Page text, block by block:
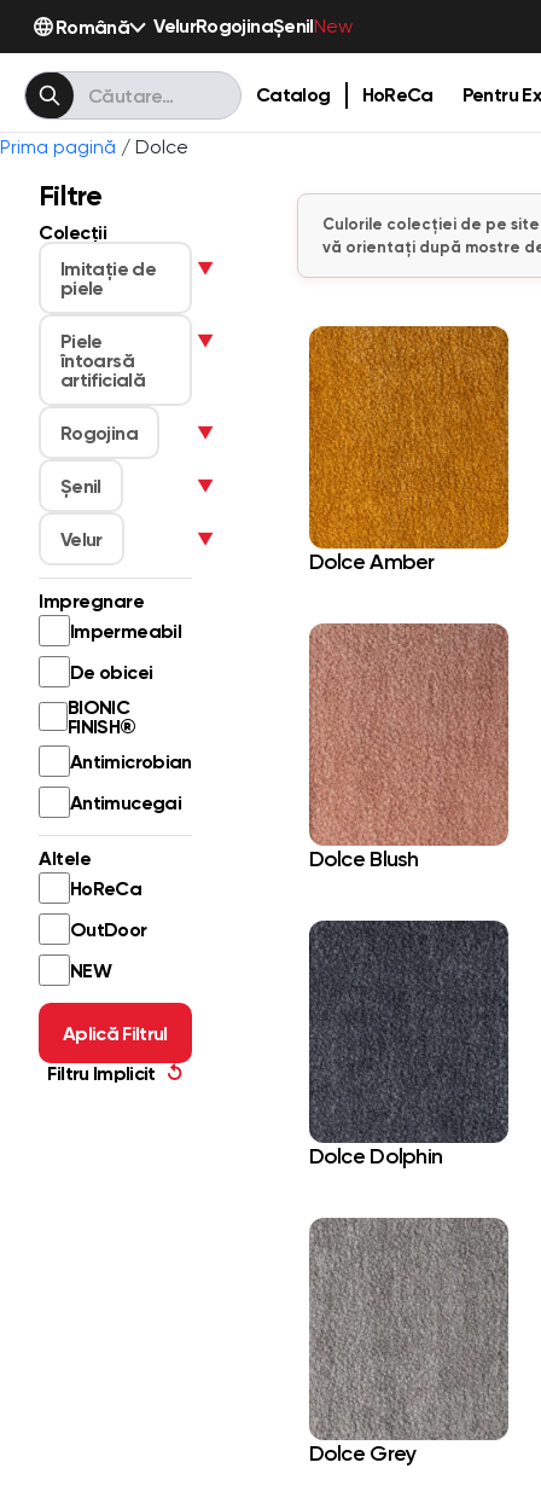
Română VelurRogojinaȘenilNew
Catalog HoReCa Pentru
Prima pagină / Dolce
Filtre
Colecții
Imitaţie de
piele
▼
Piele
întoarsă
artificială
▼
Rogojina ▼
Șenil ▼
Velur ▼
Impregnare
Impermeabil
De obicei
BIONIC
FINISH®
Antimicrobian
Antimucegai
Altele
HoReCa
OutDoor
NEW
Aplică Filtrul
Filtru Implicit ↺
Culorile colecției de pe
vă orientați după mostre
Dolce Amber
Dolce Blush
Dolce Dolphin
Dolce Grey